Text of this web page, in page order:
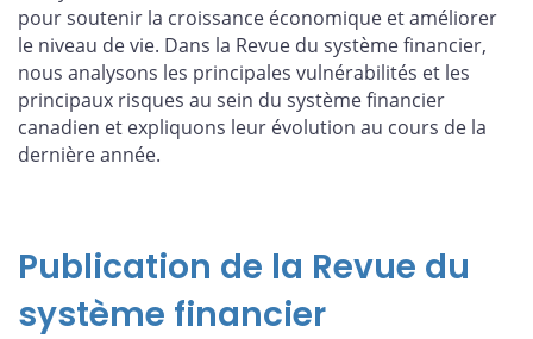
pour soutenir la croissance économique et améliorer
le niveau de vie. Dans la Revue du système financier,
nous analysons les principales vulnérabilités et les
principaux risques au sein du système financier
canadien et expliquons leur évolution au cours de la
dernière année.
Publication de la Revue du
système financier